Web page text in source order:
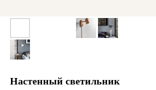
Настенный светильник